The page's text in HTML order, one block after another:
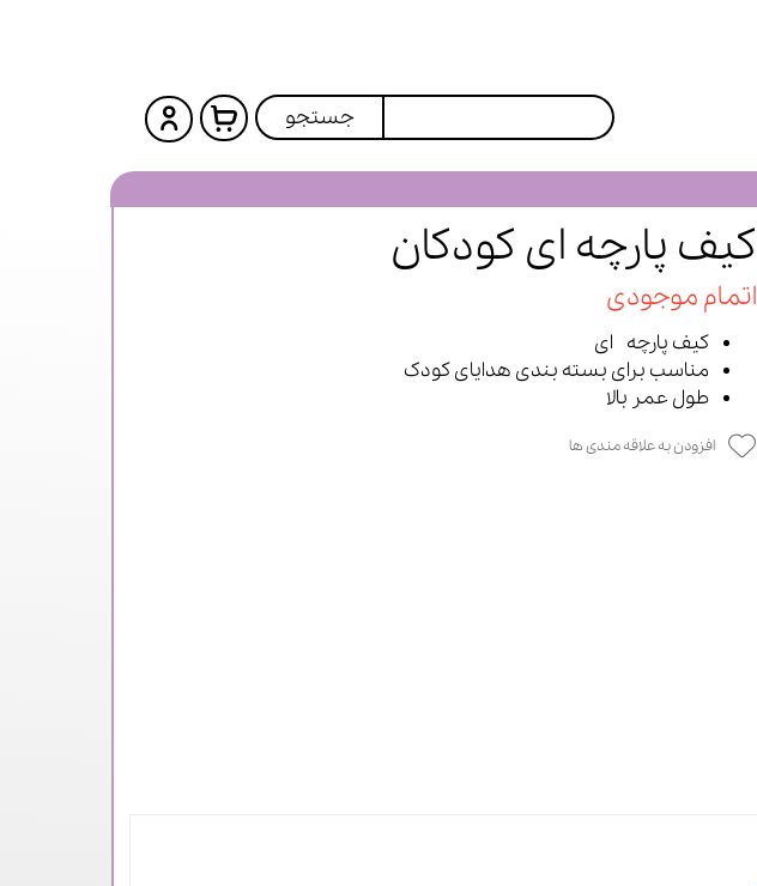
جستجو
کیف پارچه ای کودکان
اتمام موجودی
کیف پارچه ای
مناسب برای بسته بندی هدایای کودک
طول عمر بالا
افزودن به علاقه مندی ها